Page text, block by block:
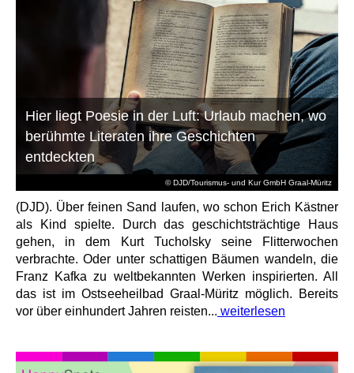
© DJD/Tourismus- und Kur GmbH Graal-Müritz
Hier liegt Poesie in der Luft: Urlaub machen, wo
berühmte Literaten ihre Geschichten
entdeckten
(DJD). Über feinen Sand laufen, wo schon Erich Kästner
als Kind spielte. Durch das geschichtsträchtige Haus
gehen, in dem Kurt Tucholsky seine Flitterwochen
verbrachte. Oder unter schattigen Bäumen wandeln, die
Franz Kafka zu weltbekannten Werken inspirierten. All
das ist im Ostseeheilbad Graal-Müritz möglich. Bereits
vor über einhundert Jahren reisten... weiterlesen